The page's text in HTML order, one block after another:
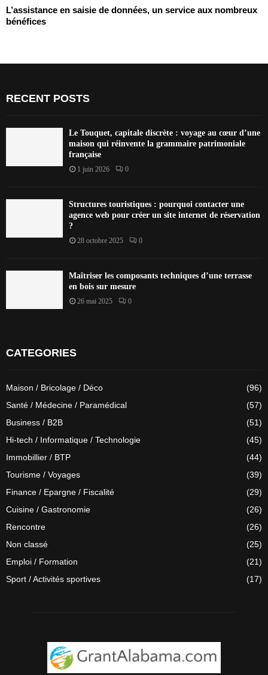
L’assistance en saisie de données, un service aux nombreux
bénéfices
RECENT POSTS
Le Touquet, capitale discrète : voyage au cœur d’une
maison qui réinvente la grammaire patrimoniale
française
1 juin 2026 0
Structures touristiques : pourquoi contacter une
agence web pour créer un site internet de réservation
?
28 octobre 2025 0
Maîtriser les composants techniques d’une terrasse
en bois sur mesure
26 mai 2025 0
CATEGORIES
Maison / Bricolage / Déco
(96)
Santé / Médecine / Paramédical
(57)
Business / B2B
(51)
Hi-tech / Informatique / Technologie
(45)
Immobillier / BTP
(44)
Tourisme / Voyages
(39)
Finance / Epargne / Fiscalité
(29)
Cuisine / Gastronomie
(26)
Rencontre
(26)
Non classé
(25)
Emploi / Formation
(21)
Sport / Activités sportives
(17)